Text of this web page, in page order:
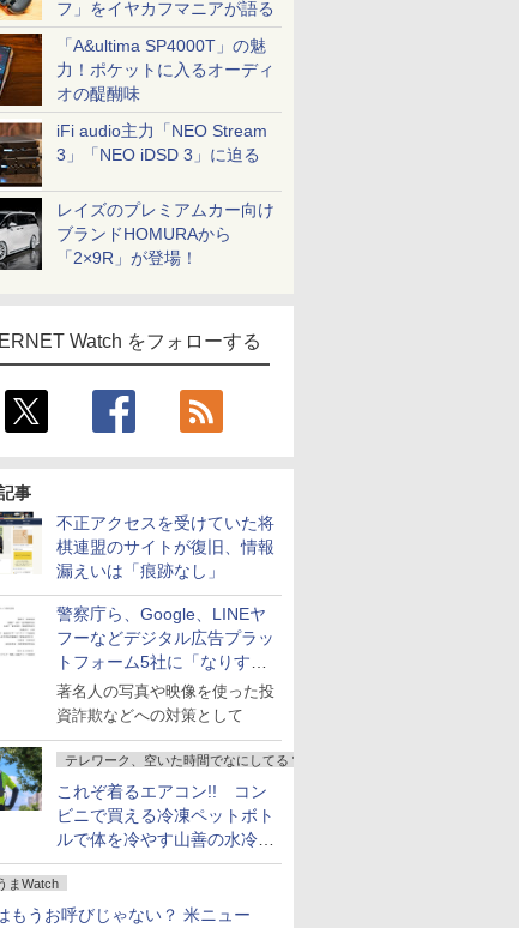
フ」をイヤカフマニアが語る
「A&ultima SP4000T」の魅
力！ポケットに入るオーディ
オの醍醐味
iFi audio主力「NEO Stream
3」「NEO iDSD 3」に迫る
レイズのプレミアムカー向け
ブランドHOMURAから
「2×9R」が登場！
Watch をフォローする
事
不正アクセスを受けていた将
棋連盟のサイトが復旧、情報
漏えいは「痕跡なし」
警察庁ら、Google、LINEヤ
フーなどデジタル広告プラッ
トフォーム5社に「なりすま
し詐欺広告」対策強化を要請
著名人の写真や映像を使った投
資詐欺などへの対策として
テレワーク、空いた時間でなにしてる？
これぞ着るエアコン!! コン
ビニで買える冷凍ペットボト
ルで体を冷やす山善の水冷ベ
ストがロードバイクにちょう
どいい【ぼっち・ざ・ろー
ど！その14】
まWatch
もうお呼びじゃない？ 米ニュー